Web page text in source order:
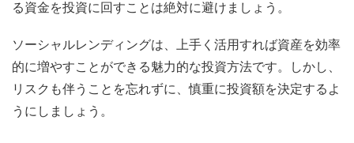
る資金を投資に回すことは絶対に避けましょう。
ソーシャルレンディングは、上手く活用すれば資産を効率
的に増やすことができる魅力的な投資方法です。しかし、
リスクも伴うことを忘れずに、慎重に投資額を決定するよ
うにしましょう。